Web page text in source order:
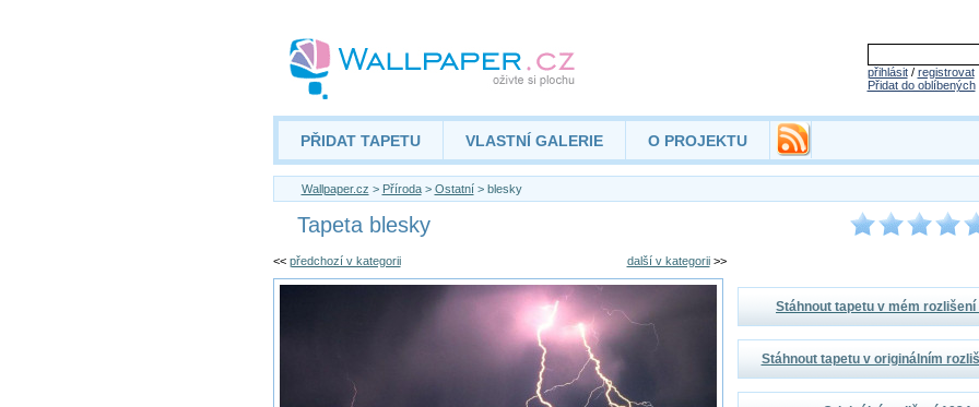
přihlásit/ registrovat
Přidat do oblíbených
PŘIDAT TAPETU VLASTNÍ GALERIE O PROJEKTU
Wallpaper.cz > Příroda> Ostatní> blesky
Tapeta blesky
<< předchozí v kategorii další v kategorii>>
Stáhnout tapetu v mém rozlišení
Stáhnout tapetu v originálním